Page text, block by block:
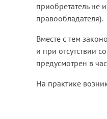
приобретатель не
правообладателя).
Вместе с тем
и при отсутствии
предусмотрен в
На практике